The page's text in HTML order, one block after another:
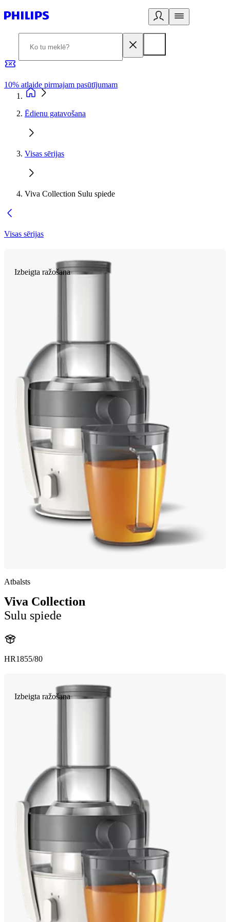
10% atlaide pirmajam pasūtījumam
Ēdienu gatavošana
Visas sērijas
Viva Collection Sulu spiede
Visas sērijas
Izbeigta ražošana
Atbalsts
Viva Collection
Sulu spiede
HR1855/80
Izbeigta ražošana